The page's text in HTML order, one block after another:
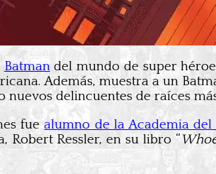
Batmandel mundo de super
Además, muestra a un
delincuentes de raíces
fuealumno de la Academia del
Robert Ressler, en su libro “